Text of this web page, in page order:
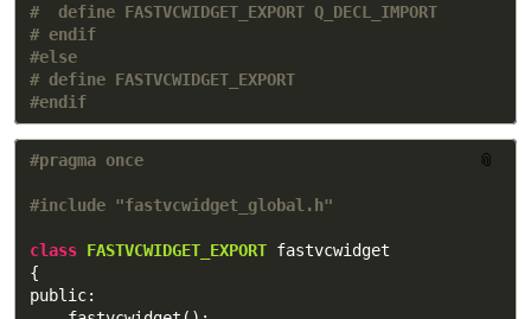
#  define FASTVCWIDGET_EXPORT Q_DECL_IMPORT
# endif
#else
# define FASTVCWIDGET_EXPORT
📎
class FASTVCWIDGET_EXPORT fastvcwidget
{
public: